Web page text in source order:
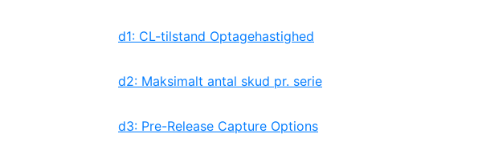
d1: CL-tilstand Optagehastighed
d2: Maksimalt antal skud pr. serie
d3: Pre-Release Capture Options